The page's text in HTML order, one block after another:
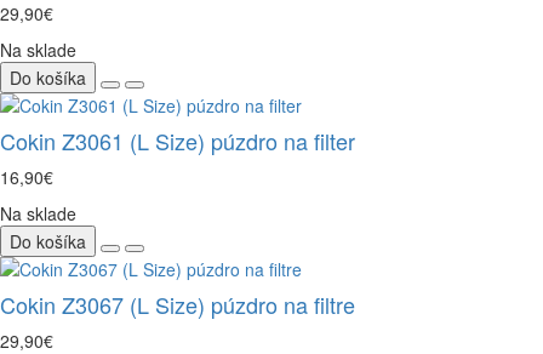
29,90€
Na sklade
Do košíka
Cokin Z3061 (L Size) púzdro na filter
16,90€
Na sklade
Do košíka
Cokin Z3067 (L Size) púzdro na filtre
29,90€